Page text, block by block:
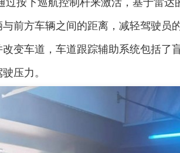
前方车辆之间的距离，减轻驾驶
变车道，车道跟踪辅助系统包括
压力。